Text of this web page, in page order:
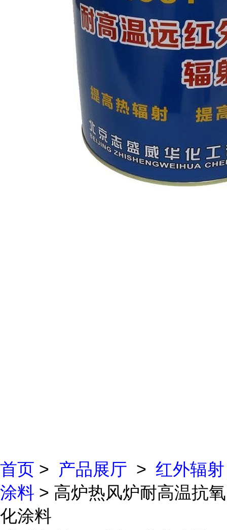
首页 > 产品展厅 > 红外辐射
涂料 > 高炉热风炉耐高温抗氧
化涂料